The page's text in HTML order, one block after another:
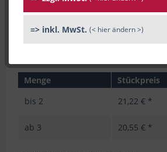
Menge
Stückpreis
bis 2 21,22 € *
ab 3 20,55 € *
=> inkl. MwSt. (< hier ändern >)